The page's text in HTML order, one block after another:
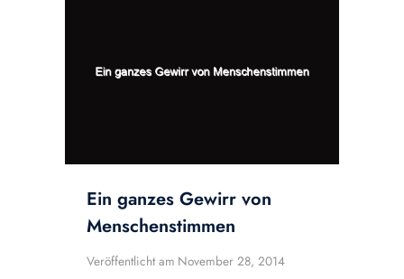
Ein ganzes Gewirr von
Menschenstimmen
Veröffentlicht am November 28, 2014